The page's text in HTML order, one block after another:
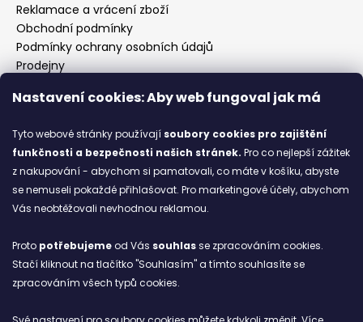
Nastavení cookies: Aby web fungoval jak má
Tyto webové stránky používají soubory cookies pro zajištění
funkčnosti a bezpečnosti našich stránek. Pro co nejlepší zážitek
z nakupování - abychom si pamatovali, co máte v košíku, abyste
se nemuseli pokaždé přihlašovat. Pro marketingové účely, abychom
Vás neobtěžovali nevhodnou reklamou.
Proto potřebujemeod Vás souhlasse zpracováním cookies.
Stačí kliknout na tlačítko "Souhlasím" a tímto souhlasíte se
zpracováním všech typů cookies.
Reklamace a vrácení zboží
Obchodní podmínky
Podmínky ochrany osobních údajů
Prodejny
Značky
Blog
Ze starých bot staronové
ARCHIV